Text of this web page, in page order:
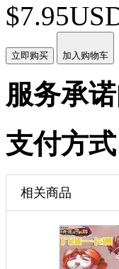
立即购买 加入购物车
服务承诺
支付方式
相关商品